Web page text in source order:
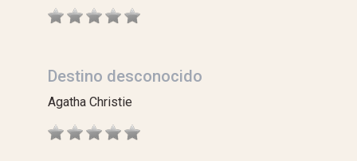
Destino desconocido
Agatha Christie